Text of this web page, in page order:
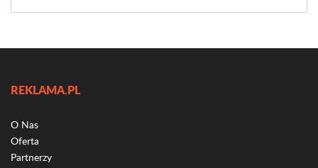
REKLAMA.PL
O Nas
Oferta
Partnerzy